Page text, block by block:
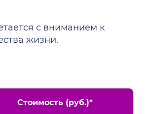
с вниманием к
жизни.
Стоимость (руб.)*